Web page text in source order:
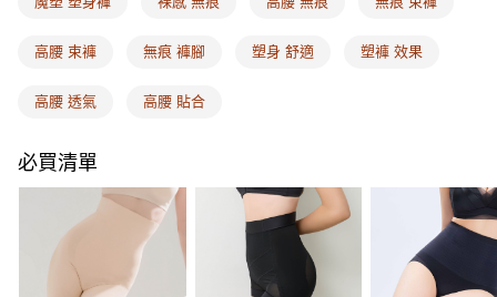
購買商品的店家。未經商家同意取消之訂單仍視為有效，需透過AFTEE先享
後付繳納相關費用。
是否繳費成功／繳費後需取消欲退款等相關疑問，請聯繫「AFTEE先享後付
【注意事項】
易，需依本服務之必要範圍內提供個人資料，並將交易相關給付款項請求債
權轉讓予恩沛科技股份有限公司。
２．關於個人資料處理事宜，請瀏覽以下網址：
https://aftee.tw/terms/#terms3
３．未成年的使用者請事先徵得法定代理人或監護人之同意方可使用
7-11取付
每筆NT$100，滿NT$1,500(含以上)免運費
每筆NT$100，滿NT$1,500(含以上)免運費
宅配
每筆NT$100，滿NT$1,500(含以上)免運費
EASY SHOP門市速取
免運費
高腰 束褲 無痕 褲腳 塑身 舒適 塑褲 效果
高腰 透氣 高腰 貼合
必買清單